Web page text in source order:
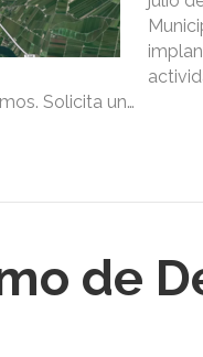
Solicita un…
de